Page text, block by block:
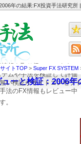
年の結果:FX投資手法研究所
報を取り扱っています。
ムや手法を検証して評価
い検証がサイトコンセプ
法のFX情報もレビュー中
ーと検証：2006年
。
イトTOP > Super FX SYSTEM